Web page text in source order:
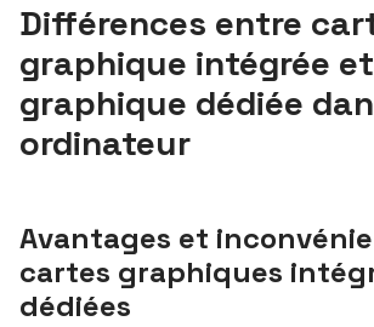
Différences entre
graphique intégrée
graphique dédiée
ordinateur
Avantages et
cartes graphiques
dédiées